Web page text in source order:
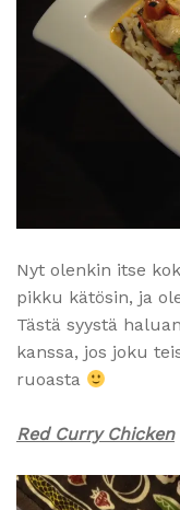
Nyt olenkin itse
pikku kätösin, ja
Tästä syystä
kanssa, jos joku
ruoasta
Red Curry Chicken